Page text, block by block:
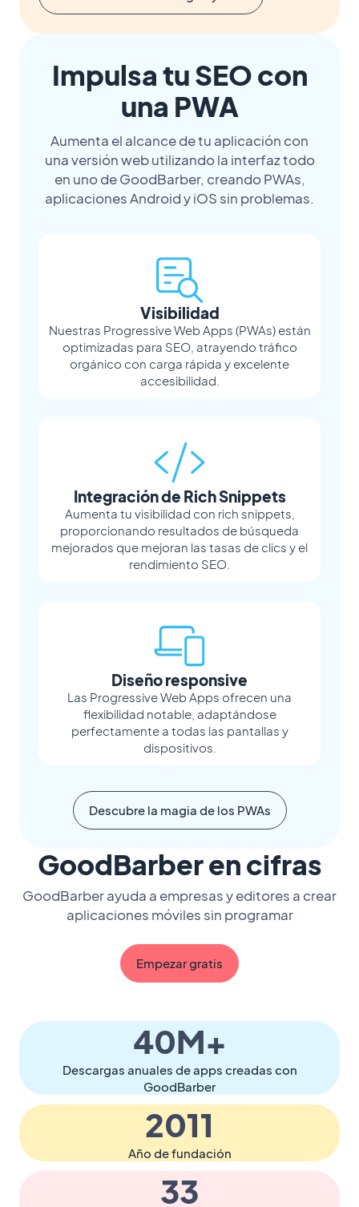
Impulsa tu SEO con
una PWA
Aumenta el alcance de tu aplicación con
una versión web utilizando la interfaz todo
en uno de GoodBarber, creando PWAs,
aplicaciones Android y iOS sin problemas.
Visibilidad
Nuestras Progressive Web Apps (PWAs) están
optimizadas para SEO, atrayendo tráfico
orgánico con carga rápida y excelente
accesibilidad.
Integración de Rich Snippets
Aumenta tu visibilidad con rich snippets,
proporcionando resultados de búsqueda
mejorados que mejoran las tasas de clics y el
rendimiento SEO.
Diseño responsive
Las Progressive Web Apps ofrecen una
flexibilidad notable, adaptándose
perfectamente a todas las pantallas y
dispositivos.
Descubre la magia de los PWAs
GoodBarber en cifras
GoodBarber ayuda a empresas y editores a crear
aplicaciones móviles sin programar
Empezar gratis
40M+
Descargas anuales de apps creadas con
GoodBarber
2011
Año de fundación
33